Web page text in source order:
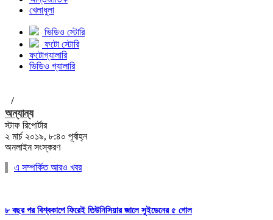
খেলাধুলা
ভিডিও স্টোরি
ফটো স্টোরি
ফটোগ্যালারি
ভিডিও গ্যালারি
/
অন্যান্য
স্টাফ রিপোর্টার
২ মার্চ ২০১৯, ৮:৪০ পূর্বাহ্ন
অনলাইন সংস্করণ
এ সম্পর্কিত আরও খবর
৮ বছর পর বিশ্বকাপে ফিরেই তিউনিসিয়ার জালে সুইডেনের ৫ গোল